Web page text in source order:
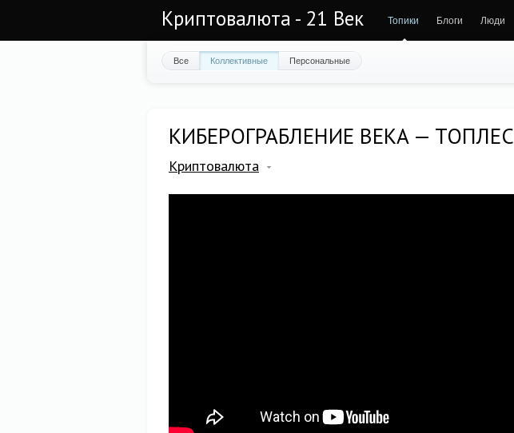
Криптовалюта - 21 Век Топики Блоги Люди
Все Коллективные Персональные
КИБЕРОГРАБЛЕНИЕ ВЕКА — ТОПЛЕС
Криптовалюта